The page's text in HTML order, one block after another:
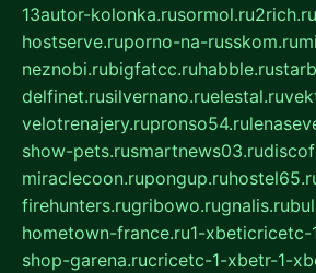
13autor-kolonka.rusormol.ru2rich.ru
hostserve.ruporno-na-russkom.ru
neznobi.rubigfatcc.ruhabble.ru
delfinet.rusilvernano.ruelestal.ru
velotrenajery.rupronso54.ru
show-pets.rusmartnews03.ru
miraclecoon.rupongup.ru
firehunters.rugribowo.rugnalis.ru
hometown-france.ru1-
shop-garena.rucricetc-1-xbetr-1-